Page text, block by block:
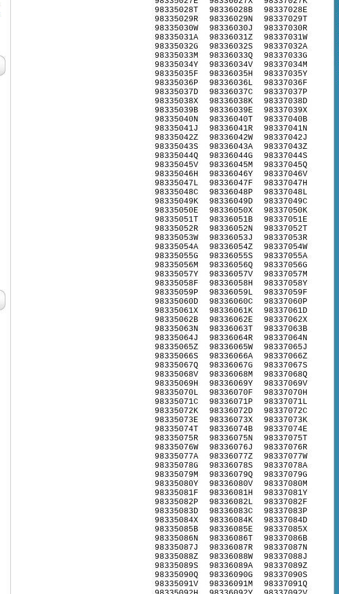
98335028T
98335029R
98335030W
98335031A
98335032G
98335033M
98335034Y
98335035F
98335036P
98335037D
98335038X
98335039B
98335040N
98335041J
98335042Z
98335043S
98335044Q
98335045V
98335046H
98335047L
98335048C
98335049K
98335050E
98335051T
98335052R
98335053W
98335054A
98335055G
98335056M
98335057Y
98335058F
98335059P
98335060D
98335061X
98335062B
98335063N
98335064J
98335065Z
98335066S
98335067Q
98335068V
98335069H
98335070L
98335071C
98335072K
98335073E
98335074T
98335075R
98335076W
98335077A
98335078G
98335079M
98335080Y
98335081F
98335082P
98335083D
98335084X
98335085B
98335086N
98335087J
98335088Z
98335089S
98335090Q
98335091V
98336028B
98336029N
98336030J
98336031Z
98336032S
98336033Q
98336034V
98336035H
98336036L
98336037C
98336038K
98336039E
98336040T
98336041R
98336042W
98336043A
98336044G
98336045M
98336046Y
98336047F
98336048P
98336049D
98336050X
98336051B
98336052N
98336053J
98336054Z
98336055S
98336056Q
98336057V
98336058H
98336059L
98336060C
98336061K
98336062E
98336063T
98336064R
98336065W
98336066A
98336067G
98336068M
98336069Y
98336070F
98336071P
98336072D
98336073X
98336074B
98336075N
98336076J
98336077Z
98336078S
98336079Q
98336080V
98336081H
98336082L
98336083C
98336084K
98336085E
98336086T
98336087R
98336088W
98336089A
98336090G
98336091M
98337028E
98337029T
98337030R
98337031W
98337032A
98337033G
98337034M
98337035Y
98337036F
98337037P
98337038D
98337039X
98337040B
98337041N
98337042J
98337043Z
98337044S
98337045Q
98337046V
98337047H
98337048L
98337049C
98337050K
98337051E
98337052T
98337053R
98337054W
98337055A
98337056G
98337057M
98337058Y
98337059F
98337060P
98337061D
98337062X
98337063B
98337064N
98337065J
98337066Z
98337067S
98337068Q
98337069V
98337070H
98337071L
98337072C
98337073K
98337074E
98337075T
98337076R
98337077W
98337078A
98337079G
98337080M
98337081Y
98337082F
98337083P
98337084D
98337085X
98337086B
98337087N
98337088J
98337089Z
98337090S
98337091Q